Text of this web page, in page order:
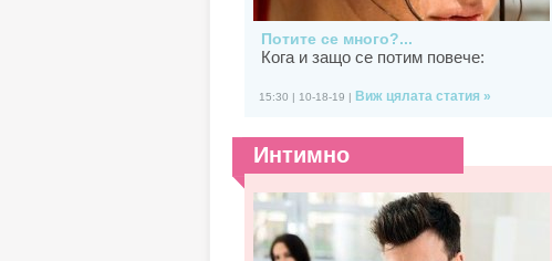
Потите се много?...
Кога и защо се потим повече:
15:30 | 10-18-19 | Виж цялата статия »
Интимно